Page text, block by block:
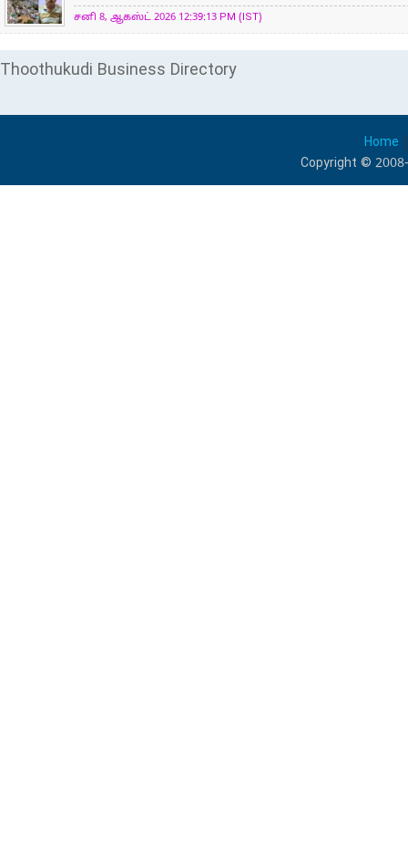
சனி 8, ஆகஸ்ட் 2026 12:39:13 PM (IST)
Thoothukudi Business Directory
Home
Copyright ©